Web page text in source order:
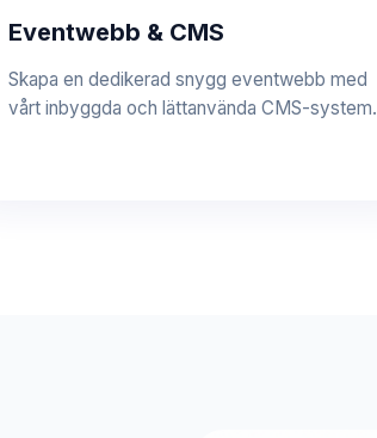
Eventwebb & CMS
Skapa en dedikerad snygg eventwebb med
vårt inbyggda och lättanvända CMS-system.